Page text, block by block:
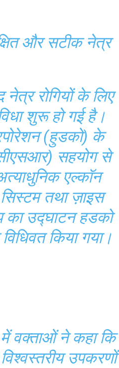
और सटीक नेत्र
रोगियों के लिए
शुरू हो गई है।
(हुडको) के
(सीएसआर) सहयोग से
एल्कॉन
तथा ज़ाइस
का उद्घाटन हडको
किया गया।
वक्ताओं ने कहा कि
उपकरणों